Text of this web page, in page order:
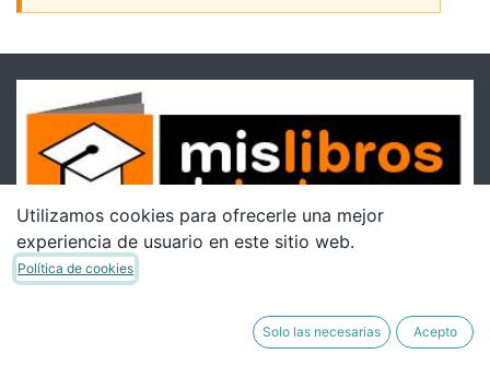
Utilizamos cookies para ofrecerle una mejor
experiencia de usuario en este sitio web.
Política de cookies
Solo las necesarias Acepto